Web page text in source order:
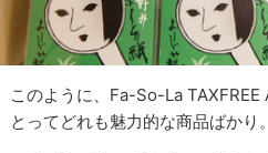
このように、Fa-So-La
とってどれも魅力的な商品ばかり。